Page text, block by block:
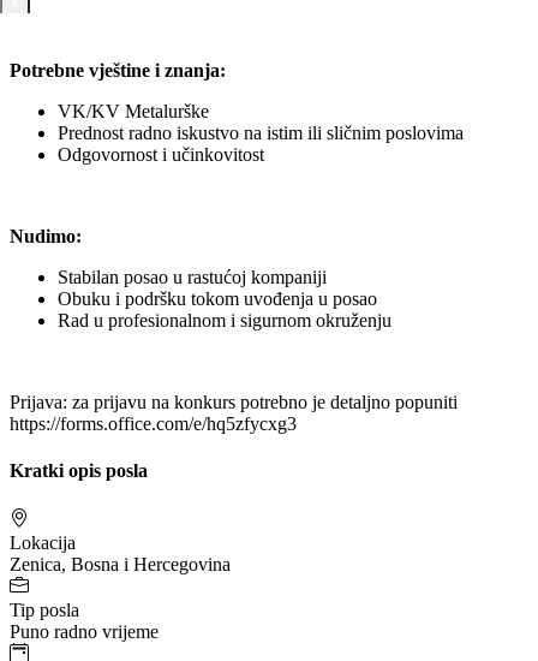
Potrebne vještine i znanja:
VK/KV Metalurške
Prednost radno iskustvo na istim ili sličnim poslovima
Odgovornost i učinkovitost
Nudimo:
Stabilan posao u rastućoj kompaniji
Obuku i podršku tokom uvođenja u posao
Rad u profesionalnom i sigurnom okruženju
Prijava: za prijavu na konkurs potrebno je detaljno popuniti
https://forms.office.com/e/hq5zfycxg3
Kratki opis posla
Lokacija
Zenica, Bosna i Hercegovina
Tip posla
Puno radno vrijeme